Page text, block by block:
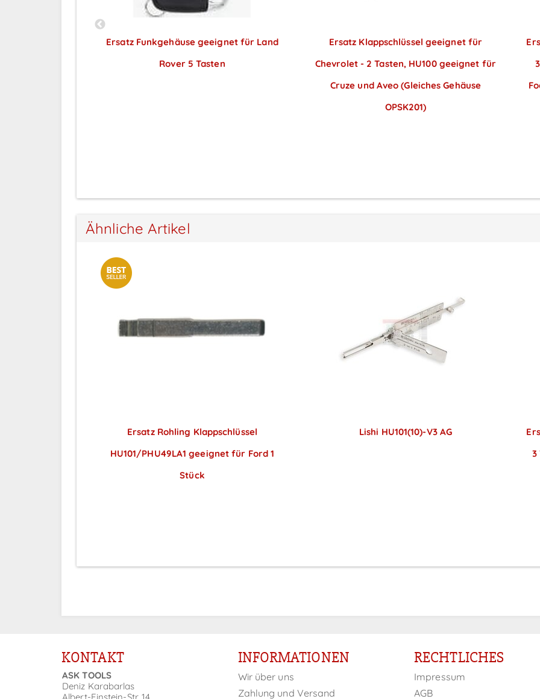
Ersatz Funkgehäuse geeignet für Land
Rover 5 Tasten
Ersatz Klappschlüssel geeignet für
Chevrolet - 2 Tasten, HU100 geeignet für
Cruze und Aveo (Gleiches Gehäuse
OPSK201)
Ähnliche Artikel
Ersatz Rohling Klappschlüssel
HU101/PHU49LA1 geeignet für Ford 1
Stück
Lishi HU101(10)-V3 AG
3
KONTAKT
ASK TOOLS
Deniz Karabarlas
INFORMATIONEN
Wir über uns
Zahlung und Versand
RECHTLICHES
Impressum
AGB